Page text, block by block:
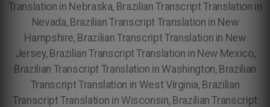
Translation in Nebraska, Brazilian Transcript Translation in
Nevada, Brazilian Transcript Translation in New
Hampshire, Brazilian Transcript Translation in New
Jersey, Brazilian Transcript Translation in New Mexico,
Brazilian Transcript Translation in Washington, Brazilian
Transcript Translation in West Virginia, Brazilian
Transcript Translation in Wisconsin, Brazilian Transcript